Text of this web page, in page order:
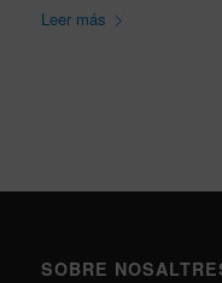
Leer más
SOBRE